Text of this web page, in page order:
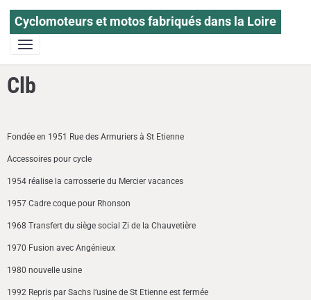
Cyclomoteurs et motos fabriqués dans la Loire
Clb
Fondée en 1951 Rue des Armuriers à St Etienne
Accessoires pour cycle
1954 réalise la carrosserie du Mercier vacances
1957 Cadre coque pour Rhonson
1968 Transfert du siège social Zi de la Chauvetière
1970 Fusion avec Angénieux
1980 nouvelle usine
1992 Repris par Sachs l’usine de St Etienne est fermée